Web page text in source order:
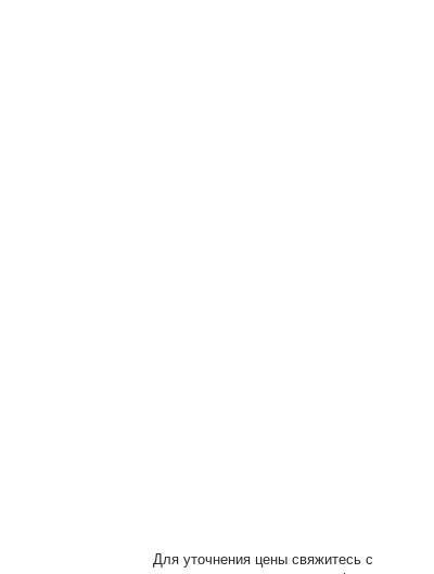
Для уточнения цены свяжитесь с